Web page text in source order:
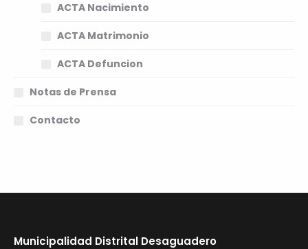
ACTA Nacimiento
ACTA Matrimonio
ACTA Defuncion
Notas de Prensa
Contacto
Municipalidad Distrital Desaguadero